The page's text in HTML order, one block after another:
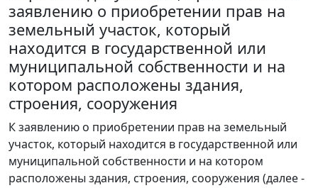
заявлению о приобретении прав на
земельный участок, который
находится в государственной или
муниципальной собственности и на
котором расположены здания,
строения, сооружения
К заявлению о приобретении прав на земельный
участок, который находится в государственной или
муниципальной собственности и на котором
расположены здания, строения, сооружения (далее -